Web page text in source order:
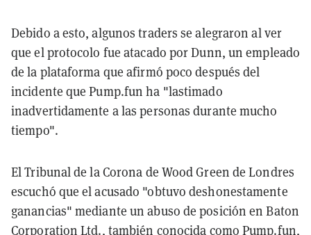
Debido a esto, algunos traders se alegraron al ver
que el protocolo fue atacado por Dunn, un empleado
de la plataforma que afirmó poco después del
incidente que Pump.fun ha "lastimado
inadvertidamente a las personas durante mucho
tiempo".
El Tribunal de la Corona de Wood Green de Londres
escuchó que el acusado "obtuvo deshonestamente
ganancias" mediante un abuso de posición en Baton
Corporation Ltd., también conocida comoPump.fun,